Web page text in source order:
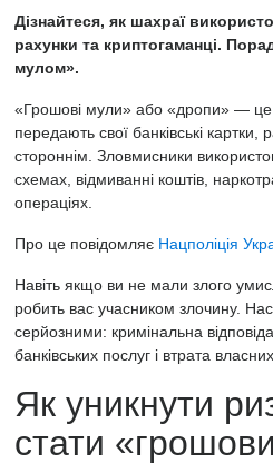
Дізнайтеся, як шахраї
рахунки та криптогаманці.
мулом».
«Грошові мули» або «дропи» — це
передають свої банківські картки,
стороннім. Зловмисники
схемах, відмиванні коштів,
операціях.
Про це повідомляє Нацполіція
Навіть якщо ви не мали злого
робить вас учасником злочину.
серйозними: кримінальна
банківських послуг і втрата
Як уникнути
стати